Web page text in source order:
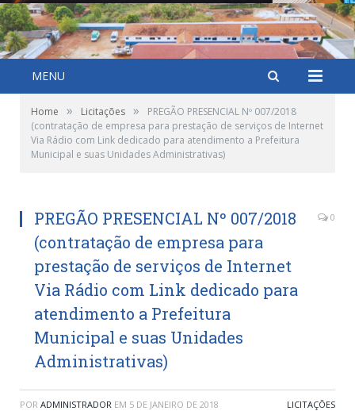
MENU
Home » Licitações »
PREGÃO PRESENCIAL Nº 007/2018
(contratação de empresa para prestação de serviços de Internet
Via Rádio com Link dedicado para atendimento a Prefeitura
Municipal e suas Unidades Administrativas)
PREGÃO PRESENCIAL Nº 007/2018
(contratação de empresa para
prestação de serviços de Internet
Via Rádio com Link dedicado para
atendimento a Prefeitura
Municipal e suas Unidades
Administrativas)
0
POR ADMINISTRADOR EM 5 DE JANEIRO DE 2018 LICITAÇÕES